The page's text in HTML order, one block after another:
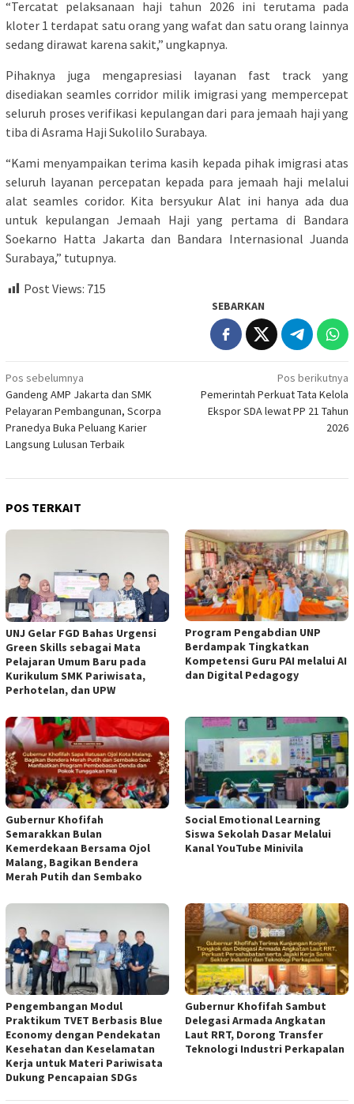
“Tercatat pelaksanaan haji tahun 2026 ini terutama pada
kloter 1 terdapat satu orang yang wafat dan satu orang lainnya
sedang dirawat karena sakit,” ungkapnya.
Pihaknya juga mengapresiasi layanan fast track yang
disediakan seamles corridor milik imigrasi yang mempercepat
seluruh proses verifikasi kepulangan dari para jemaah haji yang
tiba di Asrama Haji Sukolilo Surabaya.
“Kami menyampaikan terima kasih kepada pihak imigrasi atas
seluruh layanan percepatan kepada para jemaah haji melalui
alat seamles coridor. Kita bersyukur Alat ini hanya ada dua
untuk kepulangan Jemaah Haji yang pertama di Bandara
Soekarno Hatta Jakarta dan Bandara Internasional Juanda
Surabaya,” tutupnya.
Post Views: 715
SEBARKAN
Navigasi
pos
Pos sebelumnya
Gandeng AMP Jakarta dan SMK
Pelayaran Pembangunan, Scorpa
Pranedya Buka Peluang Karier
Langsung Lulusan Terbaik
Pos berikutnya
Pemerintah Perkuat Tata Kelola
Ekspor SDA lewat PP 21 Tahun
2026
POS TERKAIT
UNJ Gelar FGD Bahas Urgensi
Green Skills sebagai Mata
Pelajaran Umum Baru pada
Kurikulum SMK Pariwisata,
Perhotelan, dan UPW
Program Pengabdian UNP
Berdampak Tingkatkan
Kompetensi Guru PAI melalui AI
dan Digital Pedagogy
Gubernur Khofifah
Semarakkan Bulan
Kemerdekaan Bersama Ojol
Malang, Bagikan Bendera
Merah Putih dan Sembako
Social Emotional Learning
Siswa Sekolah Dasar Melalui
Kanal YouTube Minivila
Pengembangan Modul
Praktikum TVET Berbasis Blue
Economy dengan Pendekatan
Kesehatan dan Keselamatan
Kerja untuk Materi Pariwisata
Dukung Pencapaian SDGs
Gubernur Khofifah Sambut
Delegasi Armada Angkatan
Laut RRT, Dorong Transfer
Teknologi Industri Perkapalan